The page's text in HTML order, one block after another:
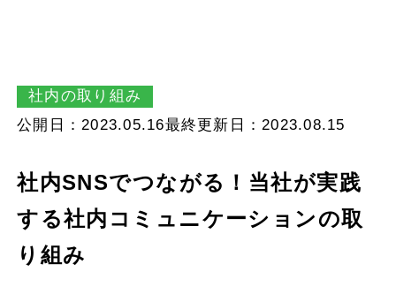
社内の取り組み
公開日：2023.05.16最終更新日：2023.08.15
社内SNSでつながる！当社が実践
する社内コミュニケーションの取
り組み